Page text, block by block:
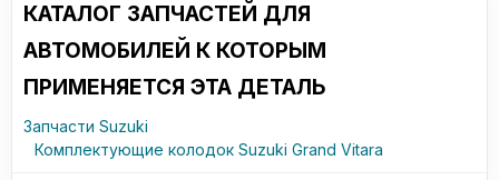
КАТАЛОГ ЗАПЧАСТЕЙ ДЛЯ
АВТОМОБИЛЕЙ К КОТОРЫМ
ПРИМЕНЯЕТСЯ ЭТА ДЕТАЛЬ
Запчасти Suzuki
Комплектующие колодок Suzuki Grand Vitara